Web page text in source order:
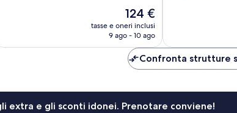
Il
prezzo
attuale
124 €
124 €
tasse e oneri inclusi
9 ago - 10 ago
Confronta strutture
extra e gli sconti idonei. Prenotare conviene!